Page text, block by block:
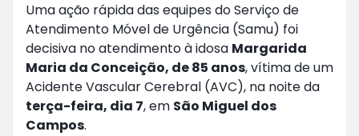
Uma ação rápida das equipes do Serviço de
Atendimento Móvel de Urgência (Samu) foi
decisiva no atendimento à idosa Margarida
Maria da Conceição, de 85 anos, vítima de um
Acidente Vascular Cerebral (AVC), na noite da
terça-feira, dia 7, em São Miguel dos
Campos.